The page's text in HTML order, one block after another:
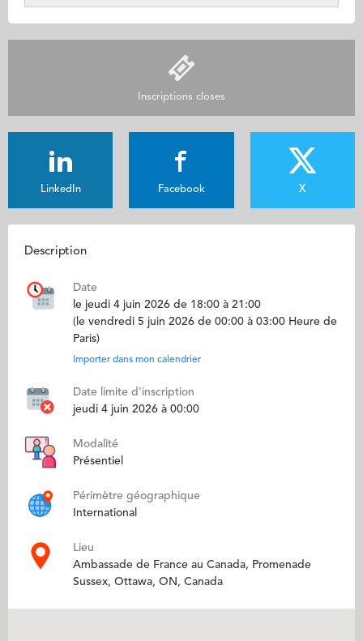
Inscriptions closes
LinkedIn Facebook X
Description
Date
le jeudi 4 juin 2026 de 18:00 à 21:00
(le vendredi 5 juin 2026 de 00:00 à 03:00 Heure de
Paris)
Importer dans mon calendrier
Date limite d'inscription
jeudi 4 juin 2026 à 00:00
Modalité
Présentiel
Périmètre géographique
International
Lieu
Ambassade de France au Canada, Promenade
Sussex, Ottawa, ON, Canada